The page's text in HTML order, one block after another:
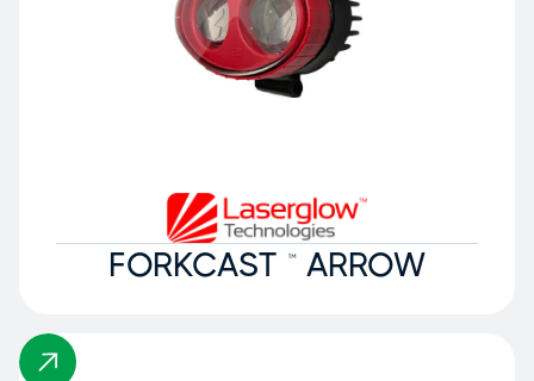
FORKCAST ™ ARROW